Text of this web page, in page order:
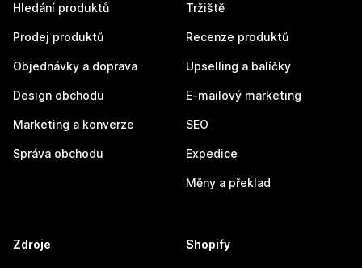
Hledání produktů
Prodej produktů
Objednávky a doprava
Design obchodu
Marketing a konverze
Správa obchodu
Tržiště
Recenze produktů
Upselling a balíčky
E-mailový marketing
SEO
Expedice
Měny a překlad
Zdroje Shopify